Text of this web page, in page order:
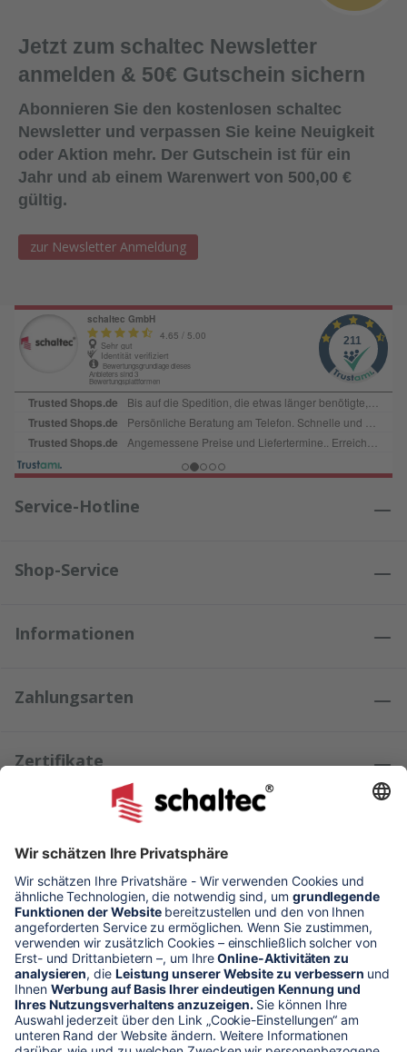
Jetzt zum schaltec Newsletter
anmelden & 50€ Gutschein sichern
Abonnieren Sie den kostenlosen schaltec
Newsletter und verpassen Sie keine Neuigkeit
oder Aktion mehr. Der Gutschein ist für ein
Jahr und ab einem Warenwert von 500,00 €
gültig.
zur Newsletter Anmeldung
Service-Hotline
Shop-Service
Informationen
Zahlungsarten
Zertifikate
Kundenmeinungen
* Alle Preise verstehen sich zzgl. Mehrwertsteuer und Versandkosten